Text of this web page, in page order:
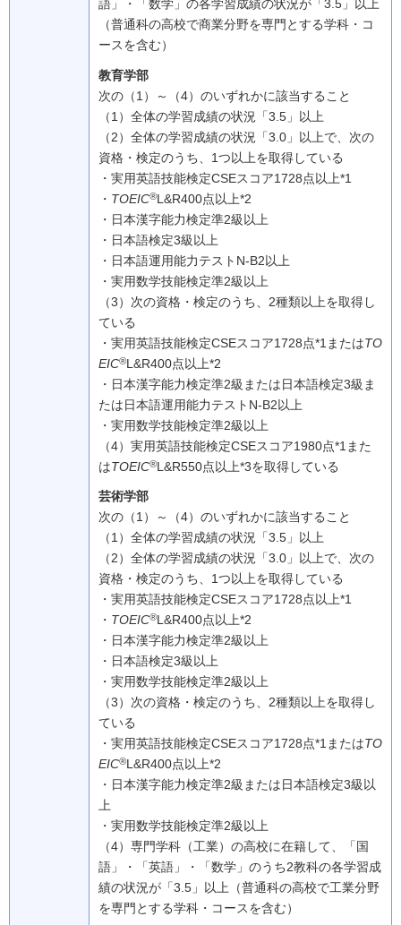
語」・「数学」の各学習成績の状況が「3.5」以上
（普通科の高校で商業分野を専門とする学科・コ
ースを含む）
教育学部
次の（1）～（4）のいずれかに該当すること
（1） 全体の学習成績の状況「3.5」以上
（2） 全体の学習成績の状況「3.0」以上で、次の
資格・検定のうち、1つ以上を取得している
・実用英語技能検定CSEスコア1728点以上*1
・ TOEIC®L&R400点以上*2
・日本漢字能力検定準2級以上
・日本語検定3級以上
・日本語運用能力テストN-B2以上
・実用数学技能検定準2級以上
（3） 次の資格・検定のうち、2種類以上を取得し
ている
・実用英語技能検定CSEスコア1728点*1またはTO
EIC®L&R400点以上*2
・日本漢字能力検定準2級または日本語検定3級ま
たは日本語運用能力テストN-B2以上
・実用数学技能検定準2級以上
（4） 実用英語技能検定CSEスコア1980点*1また
はTOEIC®L&R550点以上*3を取得している
芸術学部
次の（1）～（4）のいずれかに該当すること
（1） 全体の学習成績の状況「3.5」以上
（2） 全体の学習成績の状況「3.0」以上で、次の
資格・検定のうち、1つ以上を取得している
・実用英語技能検定CSEスコア1728点以上*1
・ TOEIC®L&R400点以上*2
・日本漢字能力検定準2級以上
・日本語検定3級以上
・実用数学技能検定準2級以上
（3） 次の資格・検定のうち、2種類以上を取得し
ている
・実用英語技能検定CSEスコア1728点*1またはTO
EIC®L&R400点以上*2
・日本漢字能力検定準2級または日本語検定3級以
上
・実用数学技能検定準2級以上
（4） 専門学科（工業）の高校に在籍して、「国
語」・「英語」・「数学」のうち2教科の各学習成
績の状況が「3.5」以上（普通科の高校で工業分野
を専門とする学科・コースを含む）